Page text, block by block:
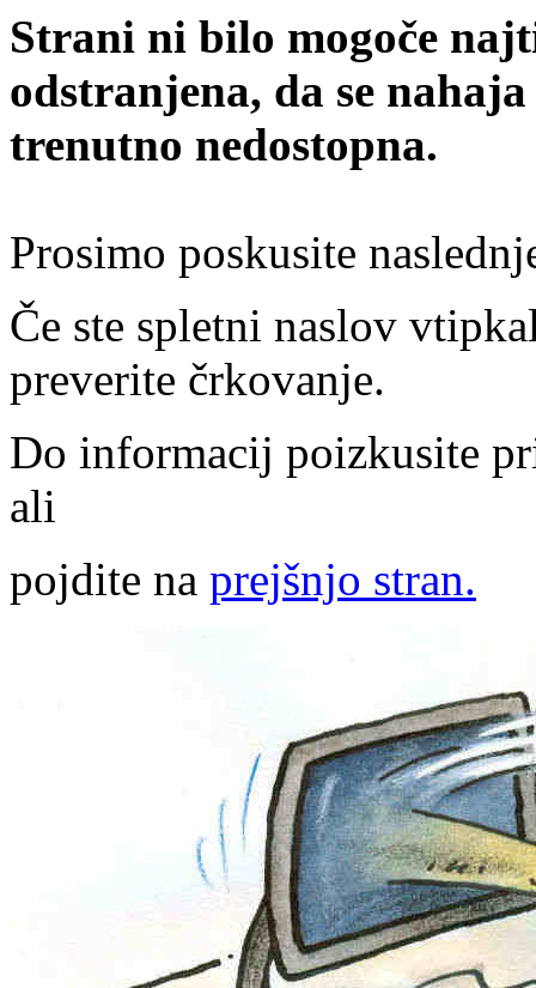
Strani ni bilo mogoče
odstranjena, da se
trenutno nedostopna.
Prosimo poskusite
Če ste spletni naslov
preverite črkovanje.
Do informacij poizkusite
ali
pojdite na prejšnjo stran.